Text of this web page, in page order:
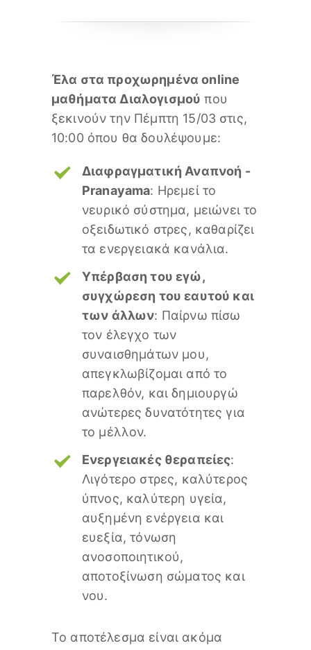
Έλα στα προχωρημένα online
μαθήματα Διαλογισμού που
ξεκινούν την Πέμπτη 15/03 στις,
10:00 όπου θα δουλέψουμε:
Διαφραγματική Αναπνοή -
Pranayama: Ηρεμεί το
νευρικό σύστημα, μειώνει το
οξειδωτικό στρες, καθαρίζει
τα ενεργειακά κανάλια.
Υπέρβαση του εγώ,
συγχώρεση του εαυτού και
των άλλων: Παίρνω πίσω
τον έλεγχο των
συναισθημάτων μου,
απεγκλωβίζομαι από το
παρελθόν, και δημιουργώ
ανώτερες δυνατότητες για
το μέλλον.
Ενεργειακές θεραπείες:
Λιγότερο στρες, καλύτερος
ύπνος, καλύτερη υγεία,
αυξημένη ενέργεια και
ευεξία, τόνωση
ανοσοποιητικού,
αποτοξίνωση σώματος και
νου.
Το αποτέλεσμα είναι ακόμα